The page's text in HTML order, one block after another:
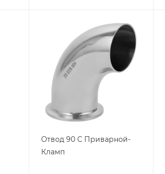
Отвод 90 С Приварной-
Кламп